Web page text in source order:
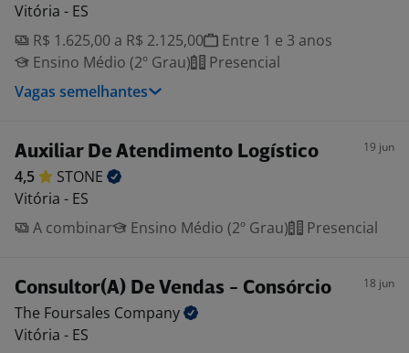
Vitória - ES
R$ 1.625,00 a R$ 2.125,00
Entre 1 e 3 anos
Ensino Médio (2º Grau)
Presencial
Vagas semelhantes
Auxiliar De Atendimento Logístico 19 jun
4,5
STONE
Vitória - ES
A combinar
Ensino Médio (2º Grau) Presencial
Consultor(A) De Vendas - Consórcio 18 jun
The Foursales Company
Vitória - ES